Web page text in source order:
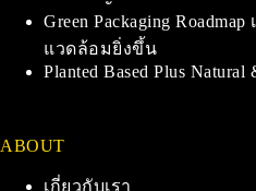
Green Packaging
แวดล้อมยิ่งขึ้น
Planted Based Plus Natural
ABOUT
เกี่ยวกับเรา